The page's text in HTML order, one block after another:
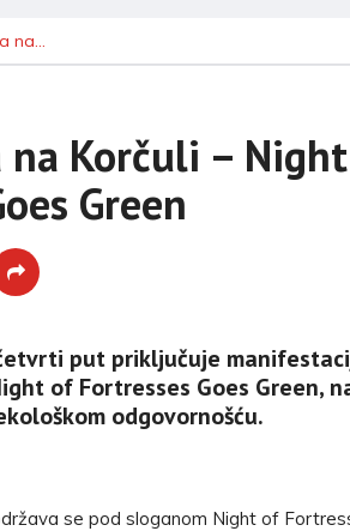
na…
na Korčuli –
Green
put priključuje
of Fortresses Goes Green,
odgovornošću.
se pod sloganom Night of